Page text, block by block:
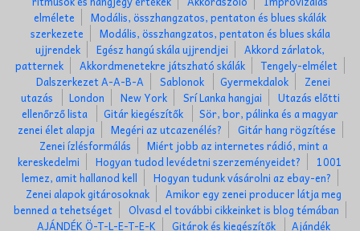
elmélete
Modális, összhangzatos, pentaton és blues skálák
szerkezete
Modális, összhangzatos, pentaton és blues skála
ujjrendek
Egész hangú skála ujjrendjei
Akkord zárlatok,
patternek
Akkordmenetekre játszható skálák
Tengely-elmélet
Dalszerkezet A-A-B-A
Sablonok Gyermekdalok
Zenei
utazás
London New York Srí Lanka hangjai
Utazás előtti
ellenőrző lista
Gitár kiegészítők
Sör, bor, pálinka és a magyar
zenei élet alapja
Megéri az utcazenélés?
Gitár hang rögzítése
Zenei ízlésformálás
Miért jobb az internetes rádió, mint a
kereskedelmi
Hogyan tudod levédetni szerzeményeidet?
1001
lemez, amit hallanod kell
Hogyan tudunk vásárolni az ebay-en?
Zenei alapok gitárosoknak
Amikor egy zenei producer látja meg
benned a tehetséget
Olvasd el további cikkeinket is blog témában
AJÁNDÉK Ö-T-L-E-T-E-K
Gitárok és kiegészítők Ajándék